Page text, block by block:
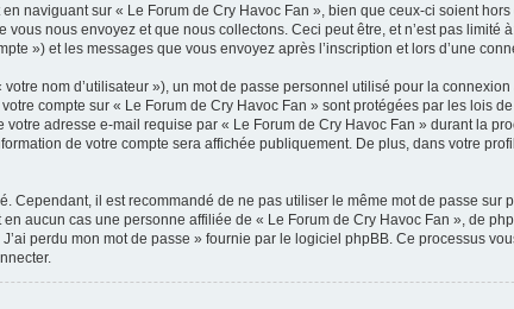
naviguant sur « Le Forum de Cry Havoc Fan », bien que ceux-ci soient
nous envoyez et que nous collectons. Ceci peut être, et n’est pas
») et les messages que vous envoyez après l’inscription et lors d’une
nom d’utilisateur »), un mot de passe personnel utilisé pour la
compte sur « Le Forum de Cry Havoc Fan » sont protégées par les lois
adresse e-mail requise par « Le Forum de Cry Havoc Fan » durant la
de votre compte sera affichée publiquement. De plus, dans votre
Cependant, il est recommandé de ne pas utiliser le même mot de passe sur
aucun cas une personne affiliée de « Le Forum de Cry Havoc Fan », de
perdu mon mot de passe » fournie par le logiciel phpBB. Ce processus